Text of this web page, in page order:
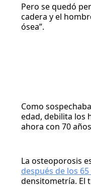
Pero se quedó
cadera y el
ósea”.
Como
edad, debilita los
ahora con 70
La osteoporosis
después de los
densitometría. El